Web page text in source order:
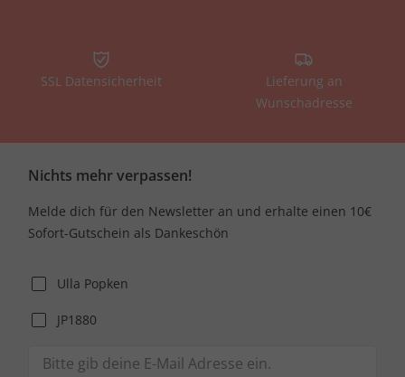
SSL Datensicherheit
Lieferung an
Wunschadresse
Nichts mehr verpassen!
Melde dich für den Newsletter an und erhalte einen 10€
Sofort-Gutschein als Dankeschön
Ulla Popken
JP1880